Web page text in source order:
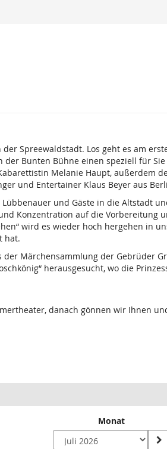
Spreewaldstadt. Los geht es am
Bunten Bühne einen speziell für
Melanie Haupt,
und Entertainer Klaus Beyer aus
und Gäste in die Altstadt
Konzentration auf die Vorbereitung
wird es wieder hoch hergehen in
hat.
Märchensammlung der Gebrüder
herausgesucht, wo die
danach gönnen wir Ihnen
Monat